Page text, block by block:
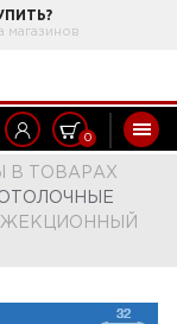
магазинов
0
В ТОВАРАХ